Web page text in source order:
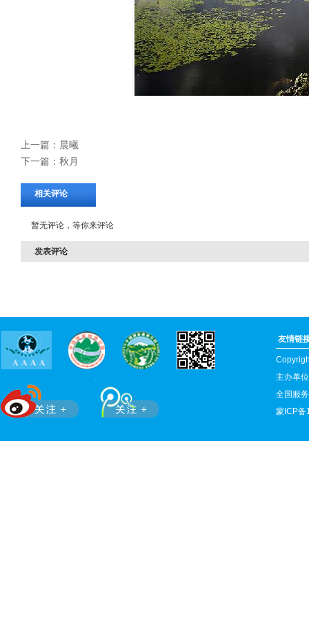
上一篇： 晨曦
下一篇： 秋月
相关评论
暂无评论，等你来评论
发表评论
友情链
主办单
全国服
蒙ICP